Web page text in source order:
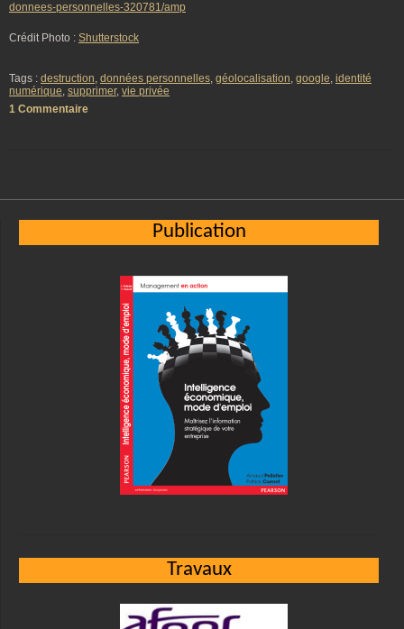
donnees-personnelles-320781/amp
Crédit Photo : Shutterstock
Tags : destruction, données personnelles, géolocalisation, google, identité
numérique, supprimer, vie privée
1 Commentaire
Publication
Travaux